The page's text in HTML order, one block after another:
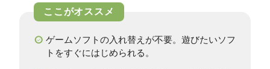
ゲームソフトの入れ替えが不要。遊びたいソフ
トをすぐにはじめられる。